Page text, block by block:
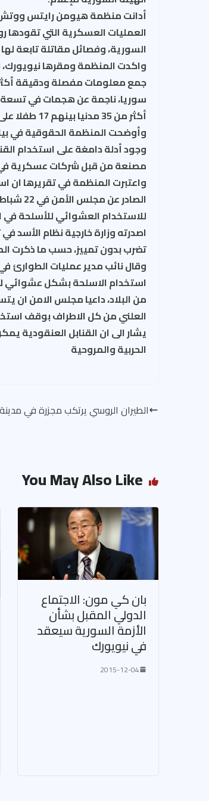
أدانت منظمة هيومن رايتس ووتش
العمليات العسكرية التي
السورية، وفصائل مقاتلة تابعة
واكدت المنظمة ومقرها نيويورك،
سوريا، ناجمة عن هجمات في
أكثر من 35 مدنيا بينهم 17 طفلا على القل و 5 نساء، إضافة الى اصابة العشرات بجروح.
وأوضحت المنظمة الحقوقية في
وجود أدلة دامغة على استخدام
مصنعة من قبل شركات عسكرية في
للاستخدام العشوائي للأسلحة في
اصدرته وزارة خارجية نظام الأسد
تضرب بدون تمييز، حسب ما ذكرت
وقال نائب مدير عمليات الطوارئ
استخدام الاسلحة بشكل عشوائي
من البلاد، داعيا مجلس الامن ان
العلني من كل الاطراف بوقف
يشار الى ان القنابل العنقودية
الحربية والمروحية
الطيران الروسي يرتكب مجزرة في
You May Also Like
بان كي مون: الاجتماع
الدولي المقبل بشأن
الأزمة السورية سيعقد
في نيويورك
2015-12-04